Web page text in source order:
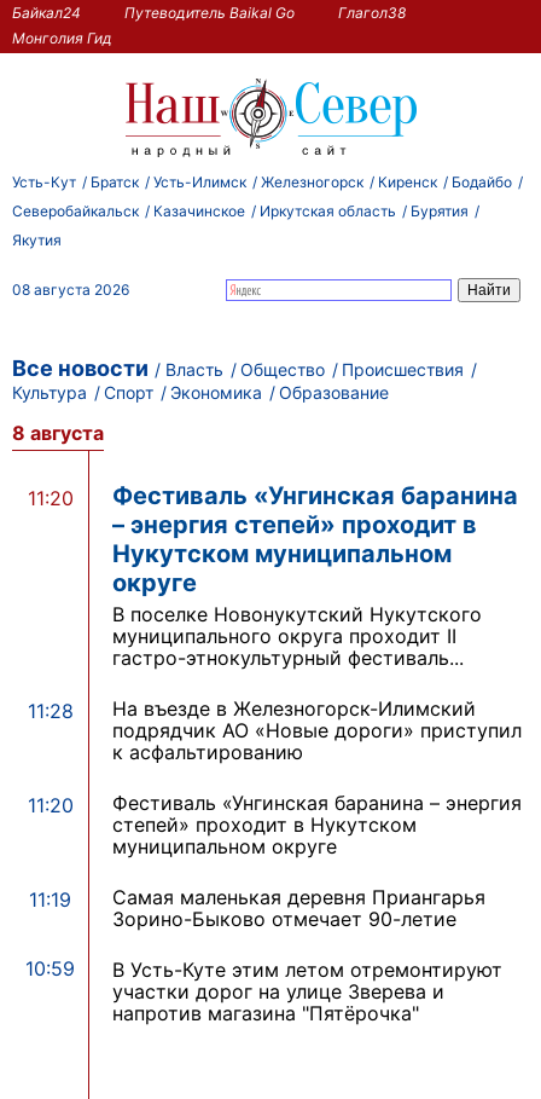
Байкал24 Путеводитель Baikal Go
Глагол38
Монголия Гид
Усть-Кут Братск Усть-Илимск Железногорск Киренск
Бодайбо
Северобайкальск
Казачинское Иркутская область
Бурятия
Якутия
08 августа 2026
Все новости Власть Общество
Происшествия
Культура
Спорт Экономика Образование
8 августа
11:20
Фестиваль «Унгинская баранина
– энергия степей» проходит в
Нукутском муниципальном
округе
В поселке Новонукутский Нукутского
муниципального округа проходит II
гастро-этнокультурный фестиваль...
11:28
На въезде в Железногорск-Илимский
подрядчик АО «Новые дороги» приступил
к асфальтированию
11:20
Фестиваль «Унгинская баранина – энергия
степей» проходит в Нукутском
муниципальном округе
11:19
Самая маленькая деревня Приангарья
Зорино-Быково отмечает 90-летие
10:59
В Усть-Куте этим летом отремонтируют
участки дорог на улице Зверева и
напротив магазина "Пятёрочка"